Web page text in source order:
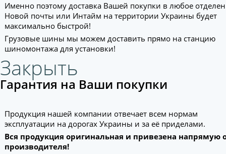
Именно поэтому доставка Вашей покупки в любое
Новой почты или Интайм на территории Украины будет
максимально быстрой!
Грузовые шины мы можем доставить прямо на станцию
шиномонтажа для установки!
Закрыть
Гарантия на Ваши покупки
Продукция нашей компании отвечает всем нормам
эксплуатации на дорогах Украины и за её приделами.
Вся продукция оригинальная и привезена напрямую
производителя!